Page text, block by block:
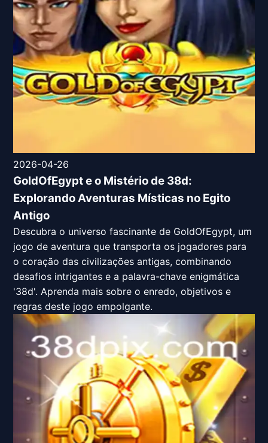
2026-04-26
GoldOfEgypt e o Mistério de 38d:
Explorando Aventuras Místicas no Egito
Antigo
Descubra o universo fascinante de GoldOfEgypt, um
jogo de aventura que transporta os jogadores para
o coração das civilizações antigas, combinando
desafios intrigantes e a palavra-chave enigmática
'38d'. Aprenda mais sobre o enredo, objetivos e
regras deste jogo empolgante.